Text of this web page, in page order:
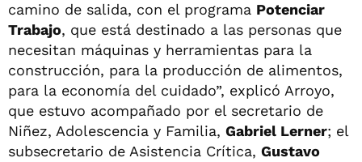
camino de salida, con el programa Potenciar
Trabajo, que está destinado a las personas que
necesitan máquinas y herramientas para la
construcción, para la producción de alimentos,
para la economía del cuidado”, explicó Arroyo,
que estuvo acompañado por el secretario de
Niñez, Adolescencia y Familia, Gabriel Lerner; el
subsecretario de Asistencia Crítica, Gustavo